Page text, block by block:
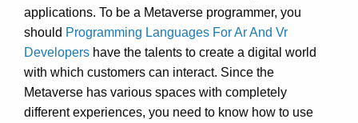
applications. To be a Metaverse programmer, you
should Programming Languages For Ar And Vr
Developers have the talents to create a digital world
with which customers can interact. Since the
Metaverse has various spaces with completely
different experiences, you need to know how to use